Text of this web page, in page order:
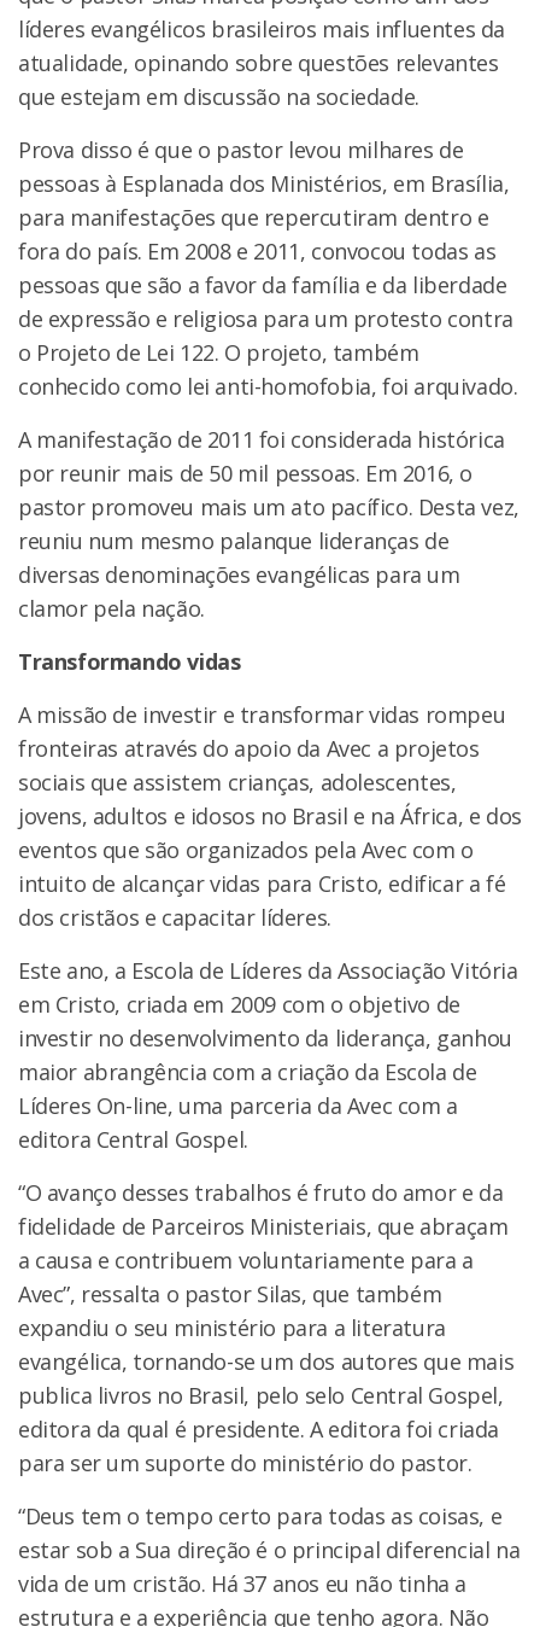
líderes evangélicos brasileiros mais influentes da
atualidade, opinando sobre questões relevantes
que estejam em discussão na sociedade.
Prova disso é que o pastor levou milhares de
pessoas à Esplanada dos Ministérios, em Brasília,
para manifestações que repercutiram dentro e
fora do país. Em 2008 e 2011, convocou todas as
pessoas que são a favor da família e da liberdade
de expressão e religiosa para um protesto contra
o Projeto de Lei 122. O projeto, também
conhecido como lei anti-homofobia, foi arquivado.
A manifestação de 2011 foi considerada histórica
por reunir mais de 50 mil pessoas. Em 2016, o
pastor promoveu mais um ato pacífico. Desta vez,
reuniu num mesmo palanque lideranças de
diversas denominações evangélicas para um
clamor pela nação.
Transformando vidas
A missão de investir e transformar vidas rompeu
fronteiras através do apoio da Avec a projetos
sociais que assistem crianças, adolescentes,
jovens, adultos e idosos no Brasil e na África, e dos
eventos que são organizados pela Avec com o
intuito de alcançar vidas para Cristo, edificar a fé
dos cristãos e capacitar líderes.
Este ano, a Escola de Líderes da Associação Vitória
em Cristo, criada em 2009 com o objetivo de
investir no desenvolvimento da liderança, ganhou
maior abrangência com a criação da Escola de
Líderes On-line, uma parceria da Avec com a
editora Central Gospel.
“O avanço desses trabalhos é fruto do amor e da
fidelidade de Parceiros Ministeriais, que abraçam
a causa e contribuem voluntariamente para a
Avec”, ressalta o pastor Silas, que também
expandiu o seu ministério para a literatura
evangélica, tornando-se um dos autores que mais
publica livros no Brasil, pelo selo Central Gospel,
editora da qual é presidente. A editora foi criada
para ser um suporte do ministério do pastor.
“Deus tem o tempo certo para todas as coisas, e
estar sob a Sua direção é o principal diferencial na
vida de um cristão. Há 37 anos eu não tinha a
estrutura e a experiência que tenho agora. Não